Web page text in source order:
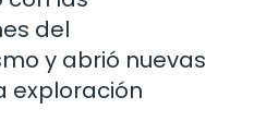
del
y abrió nuevas
exploración